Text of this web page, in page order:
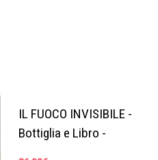
IL FUOCO INVISIBILE -
Bottiglia e Libro -